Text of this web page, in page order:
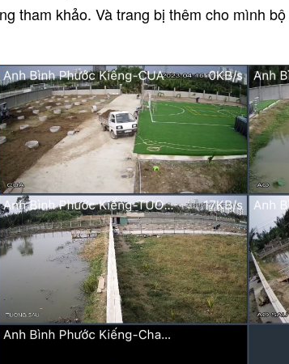
tham khảo. Và trang bị thêm cho mình bộ